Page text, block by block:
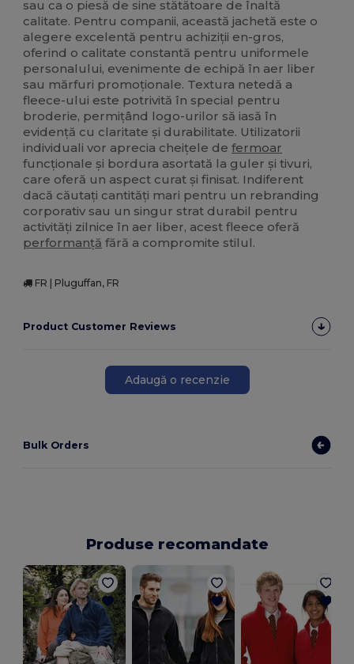
sau ca o piesă de sine stătătoare de înaltă
calitate. Pentru companii, această jachetă este o
alegere excelentă pentru achiziții en-gros,
oferind o calitate constantă pentru uniformele
personalului, evenimente de echipă în aer liber
sau mărfuri promoționale. Textura netedă a
fleece-ului este potrivită în special pentru
broderie, permițând logo-urilor să iasă în
evidență cu claritate și durabilitate. Utilizatorii
individuali vor aprecia cheițele defermoar
funcționale și bordura asortată la guler și tivuri,
care oferă un aspect curat și finisat. Indiferent
dacă căutați cantități mari pentru un rebranding
corporativ sau un singur strat durabil pentru
activități zilnice în aer liber, acest fleece oferă
performanță fără a compromite stilul.
FR | Pluguffan, FR
Product Customer Reviews
Adaugă o recenzie
Bulk Orders
Produse recomandate